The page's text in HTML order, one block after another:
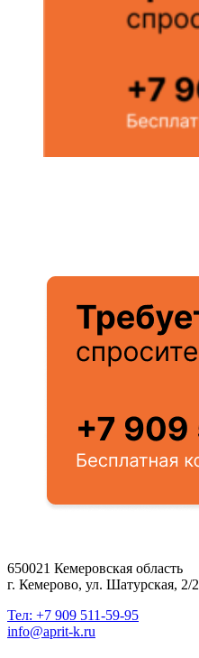
650021 Кемеровская область
г. Кемерово, ул. Шатурская, 2/2
Тел: +7 909 511-59-95
info@aprit-k.ru